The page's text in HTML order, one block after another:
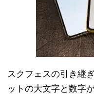
スクフェスの引き継
ットの大文字と数字